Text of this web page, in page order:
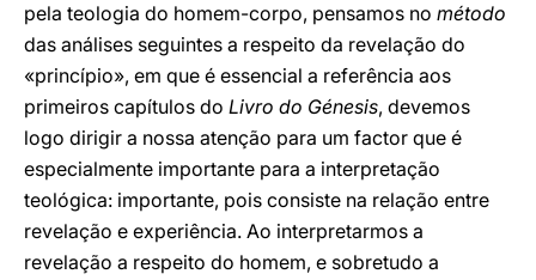
pela teologia do homem-corpo, pensamos no método
das análises seguintes a respeito da revelação do
«princípio», em que é essencial a referência aos
primeiros capítulos do Livro do Génesis, devemos
logo dirigir a nossa atenção para um factor que é
especialmente importante para a interpretação
teológica: importante, pois consiste na relação entre
revelação e experiência. Ao interpretarmos a
revelação a respeito do homem, e sobretudo a